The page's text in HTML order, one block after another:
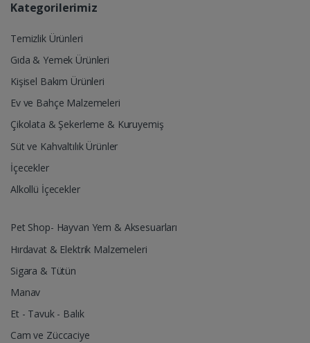
Kategorilerimiz
Temizlik Ürünleri
Gıda & Yemek Ürünleri
Kişisel Bakım Ürünleri
Ev ve Bahçe Malzemeleri
Çikolata & Şekerleme & Kuruyemiş
Süt ve Kahvaltılık Ürünler
İçecekler
Alkollü İçecekler
Pet Shop- Hayvan Yem & Aksesuarları
Hırdavat & Elektrik Malzemeleri
Sigara & Tütün
Manav
Et - Tavuk - Balık
Cam ve Züccaciye